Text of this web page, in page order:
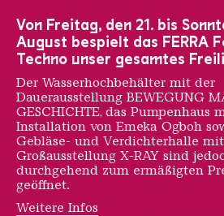
Von Freitag, den 21. bis
August bespielt das FERRA
Techno unser gesamtes
Der Wasserhochbehälter mit der
Dauerausstellung BEWEGUNG
GESCHICHTE, das Pumpenhaus
Installation von Emeka Ogboh
Gebläse- und Verdichterhalle
Großausstellung X-RAY sind
durchgehend zum ermäßigten
geöffnet.
Weitere Infos